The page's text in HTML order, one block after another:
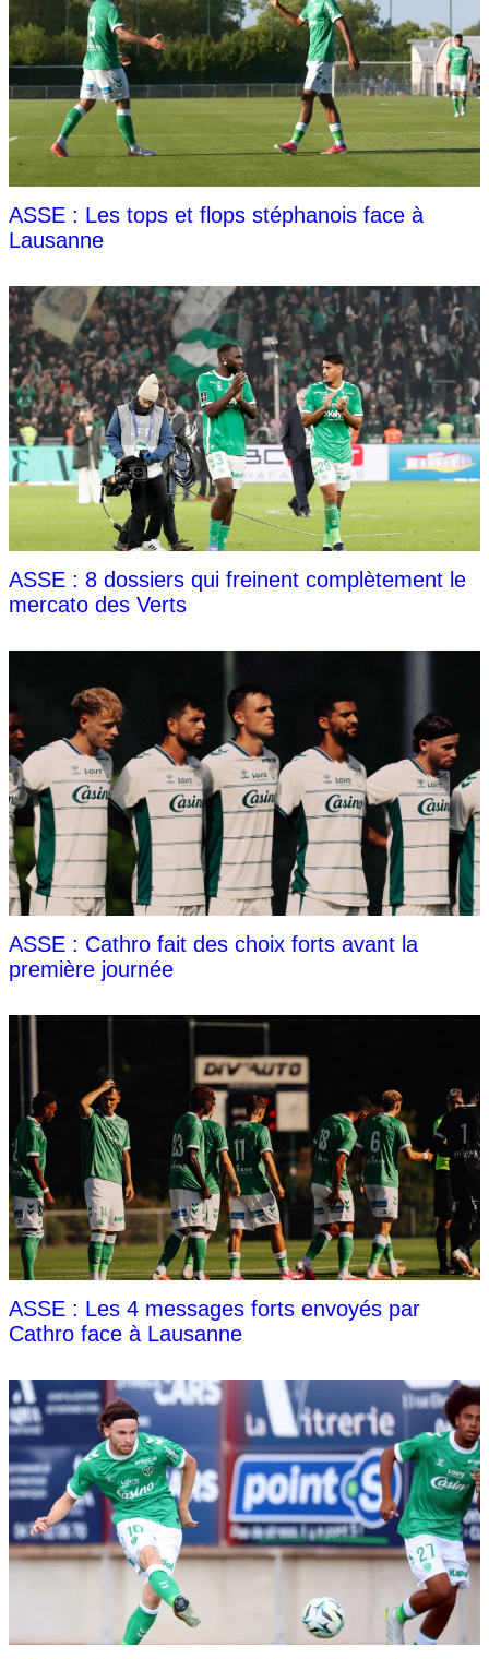
ASSE : Les tops et flops stéphanois face à
Lausanne
ASSE : 8 dossiers qui freinent complètement le
mercato des Verts
ASSE : Cathro fait des choix forts avant la
première journée
ASSE : Les 4 messages forts envoyés par
Cathro face à Lausanne